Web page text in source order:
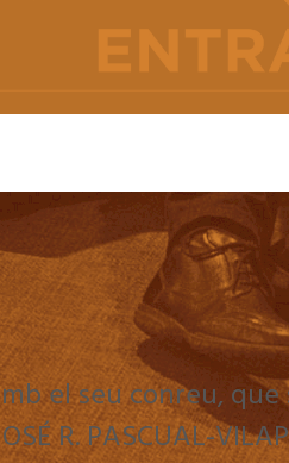
el seu conreu,
R. PASCUAL-